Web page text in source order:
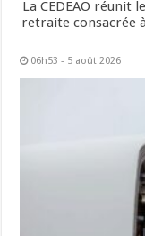
La CEDEAO réunit
retraite consacrée
06h53 - 5 août 2026